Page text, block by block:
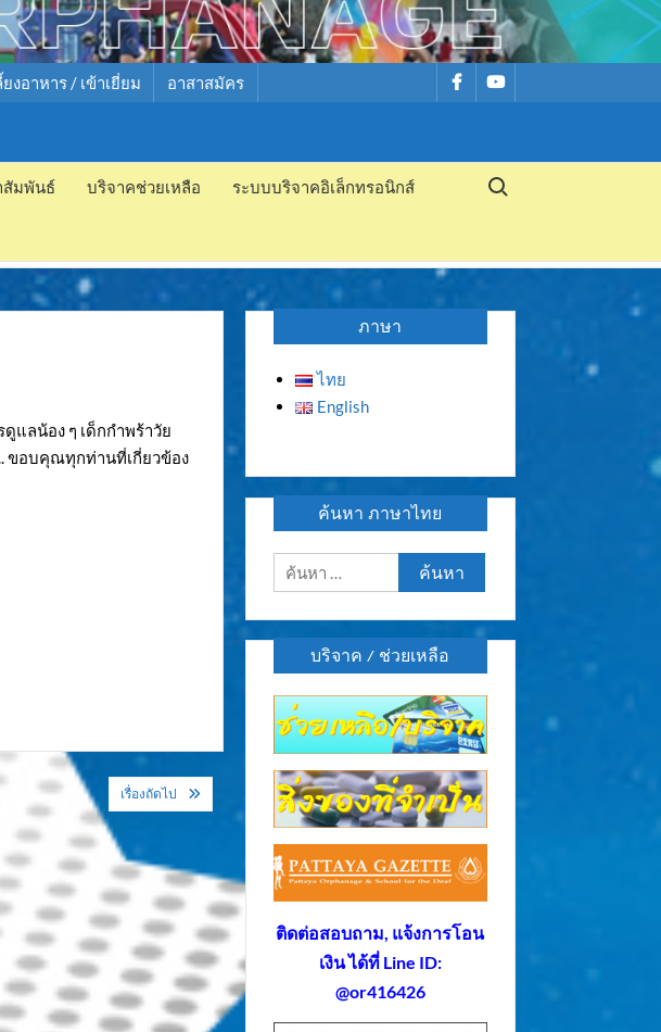
ยงอาหาร / เข้าเยี่ยม อาสาสมัคร รายการรายการ
สัมพันธ์ บริจาคช่วยเหลือ ระบบบริจาคอิเล็กทรอนิกส์
Search for:
แลน้อง ๆ เด็กกำพร้าวัย
ขอบคุณทุกท่านที่เกี่ยวข้อง
เรื่องถัดไป
ภาษา
ไทย
English
ค้นหา ภาษาไทย
ค้นหา
สำหรับ:
บริจาค / ช่วยเหลือ
ติดต่อสอบถาม, แจ้งการโอน
เงิน ได้ที่ Line ID:
@or416426